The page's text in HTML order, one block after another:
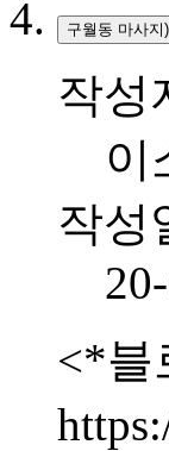
구월동 마사
작성
이
작성
<*블